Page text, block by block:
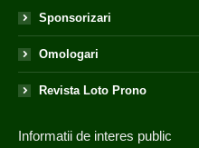
Sponsorizari
Omologari
Revista Loto Prono
Informatii de interes public